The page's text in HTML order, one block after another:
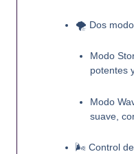
🌪️ Dos
Modo
potentes
Modo
suave,
🌬️ Control